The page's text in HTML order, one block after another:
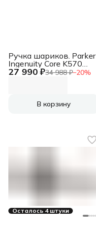
27 990 ₽34 988 ₽−20%
Ручка шариков. Parker
Ingenuity Core K570
(2182016) Black BT M
В корзину
Осталось 4 штуки